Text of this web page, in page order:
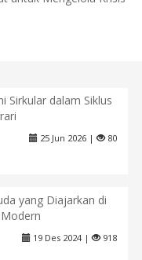
Sirkular dalam Siklus
25 Jun 2026 | 80
yang Diajarkan di
19 Des 2024 | 918